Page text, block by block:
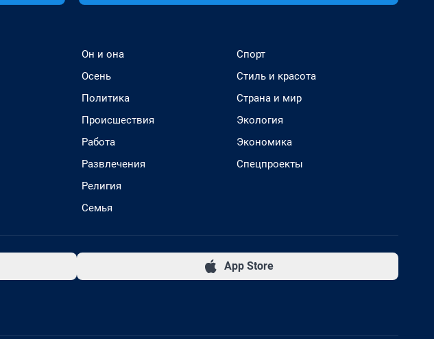
Он и она
Осень
Политика
Происшествия
Работа
Развлечения
Религия
Семья
Спорт
Стиль и красота
Страна и мир
Экология
Экономика
Спецпроекты
App Store